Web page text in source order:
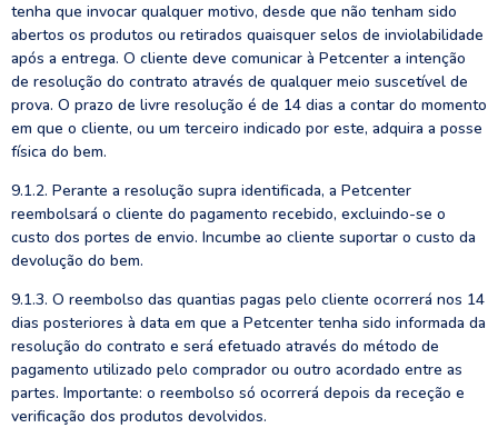
tenha que invocar qualquer motivo, desde que não tenham sido
abertos os produtos ou retirados quaisquer selos de inviolabilidade
após a entrega. O cliente deve comunicar à Petcenter a intenção
de resolução do contrato através de qualquer meio suscetível de
prova. O prazo de livre resolução é de 14 dias a contar do momento
em que o cliente, ou um terceiro indicado por este, adquira a posse
física do bem.
9.1.2. Perante a resolução supra identificada, a Petcenter
reembolsará o cliente do pagamento recebido, excluindo-se o
custo dos portes de envio. Incumbe ao cliente suportar o custo da
devolução do bem.
9.1.3. O reembolso das quantias pagas pelo cliente ocorrerá nos 14
dias posteriores à data em que a Petcenter tenha sido informada da
resolução do contrato e será efetuado através do método de
pagamento utilizado pelo comprador ou outro acordado entre as
partes. Importante: o reembolso só ocorrerá depois da receção e
verificação dos produtos devolvidos.